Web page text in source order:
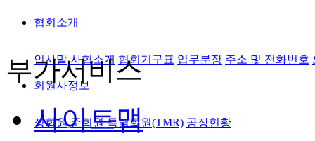
협회소개
인사말 사협소개 협회기구표 업무분장 주소 및 전화번호
회원사정보
정회원,준회원 특별회원(TMR) 공장현황
부가서비스
사이트맵